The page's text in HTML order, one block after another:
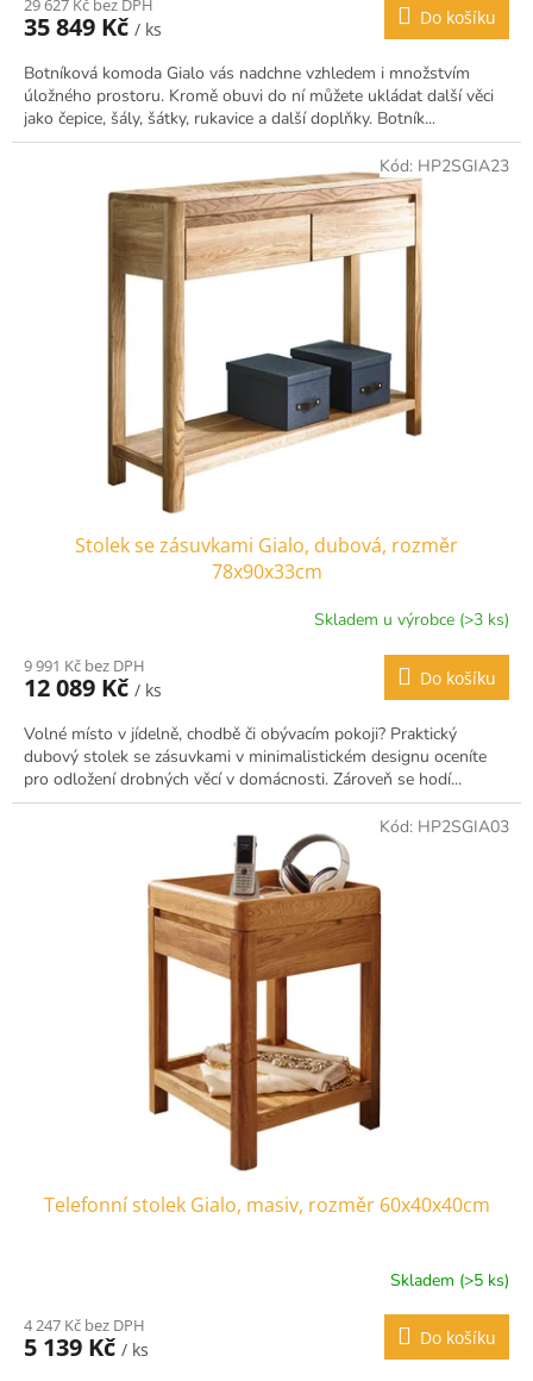
29 627 Kč bez DPH
35 849 Kč / ks
Do košíku
Botníková komoda Gialo vás nadchne vzhledem i množstvím
úložného prostoru. Kromě obuvi do ní můžete ukládat další věci
jako čepice, šály, šátky, rukavice a další doplňky. Botník...
Stolek se zásuvkami Gialo, dubová, rozměr
78x90x33cm
Skladem u výrobce (>3 ks)
9 991 Kč bez DPH
12 089 Kč / ks
Do košíku
Volné místo v jídelně, chodbě či obývacím pokoji? Praktický
dubový stolek se zásuvkami v minimalistickém designu oceníte
pro odložení drobných věcí v domácnosti. Zároveň se hodí...
Kód: HP2SGIA23
Telefonní stolek Gialo, masiv, rozměr 60x40x40cm
Skladem (>5 ks)
4 247 Kč bez DPH
5 139 Kč / ks
Do košíku
Kód: HP2SGIA03